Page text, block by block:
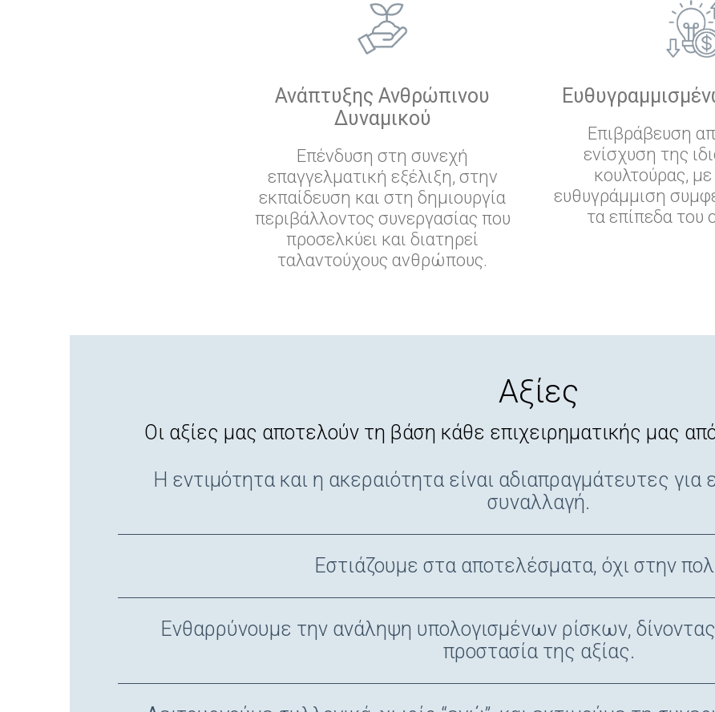
Ανάπτυξης Ανθρώπινου
Δυναμικού
Επένδυση στη συνεχή
επαγγελματική εξέλιξη, στην
εκπαίδευση και στη δημιουργία
περιβάλλοντος συνεργασίας που
προσελκύει και διατηρεί
ταλαντούχους ανθρώπους.
Επιβράβευση
ενίσχυση της
κουλτούρας,
ευθυγράμμιση
τα επίπεδα του
Αξίες
Οι αξίες μας αποτελούν τη βάση κάθε επιχειρηματικής μας
Η εντιμότητα και η ακεραιότητα είναι αδιαπραγμάτευτες
συναλλαγή.
Εστιάζουμε στα αποτελέσματα, όχι στην
Ενθαρρύνουμε την ανάληψη υπολογισμένων ρίσκων,
προστασία της αξίας.